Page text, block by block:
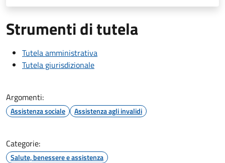
Strumenti di tutela
Tutela amministrativa
Tutela giurisdizionale
Argomenti:
Assistenza sociale Assistenza agli invalidi
Categorie:
Salute, benessere e assistenza